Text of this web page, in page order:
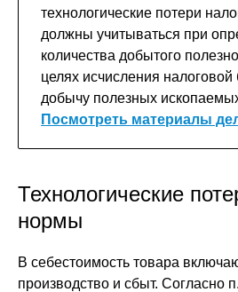
технологические потери
должны учитываться при
количества добытого
целях исчисления
добычу полезных
Посмотреть материалы
Технологические
нормы
В себестоимость товара
производство и сбыт. Согласно